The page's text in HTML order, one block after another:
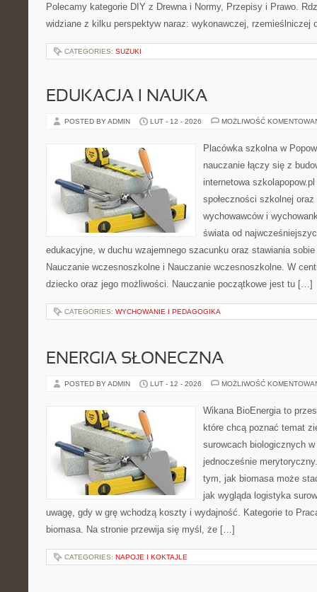
Polecamy kategorie DIY z Drewna i Normy, Przepisy i Prawo.
widziane z kilku perspektyw naraz: wykonawczej, rzemieślniczej
CATEGORIES: SUZUKI
EDUKACJA I NAUKA
POSTED BY ADMIN LUT - 12 - 2026 MOŻLIWOŚĆ
Placówka szkolna w
nauczanie łączy się z
internetowa
społeczności szkolnej
wychowawców i
świata od
edukacyjne, w duchu wzajemnego szacunku oraz stawiania
Nauczanie wczesnoszkolne i Nauczanie wczesnoszkolne. W
dziecko oraz jego możliwości. Nauczanie początkowe jest tu […]
CATEGORIES: WYCHOWANIE I PEDAGOGIKA
ENERGIA SŁONECZNA
POSTED BY ADMIN LUT - 12 - 2026 MOŻLIWOŚĆ
Wikana BioEnergia to
które chcą poznać temat
surowcach biologicznych
jednocześnie
tym, jak biomasa może
jak wygląda logistyka
uwagę, gdy w grę wchodzą koszty i wydajność. Kategorie to
biomasa. Na stronie przewija się myśl, że […]
CATEGORIES: NAPOJE I KOKTAJLE